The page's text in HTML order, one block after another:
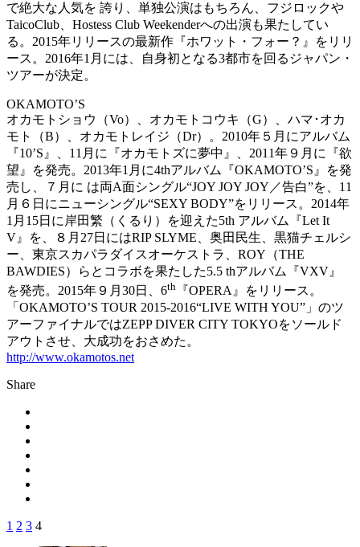
で絶大な人気を 誇り、単独公演はもちろん、フジロックや
TaicoClub、Hostess Club Weekenderへの出演も果たしてい
る。2015年リリースの最新作『ホワット・フォー？』をリリ
ース。2016年1月には、自身初となる3都市を回るジャパン・
ツアーが決定。
OKAMOTO’S
オカモトショウ（Vo）、オカモトコウキ（G）、ハマ･オカ
モト（B）、オカモトレイジ（Dr）。2010年５月にアルバム
『10’S』、11月に『オカモトズに夢中』、2011年９月に『欲
望』を発売。2013年1月に4thアルバム『OKAMOTO’S』を発
売し、７月に は両A面シングル“JOY JOY JOY／告白”を、11
月６日にニューシングル“SEXY BODY”をリリース。2014年
1月15日に岸田繁（くるり）を迎えた5th アルバム『Let It
V』を、８月27日にはRIP SLYME、奥田民生、黒猫チェルシ
ー、東京スカパラダイスオーケストラ、ROY（THE
BAWDIES）らとコラボを果たした5.5 thアルバム『VXV』
を発売。2015年９月30日、6th 『OPERA』をリリース。
「OKAMOTO’S TOUR 2015-2016“LIVE WITH YOU”」のツ
アーファイナルではZEPP DIVER CITY TOKYOをソールド
アウトさせ、大成功をおさめた。
http://www.okamotos.net
Share
1 2 3 4